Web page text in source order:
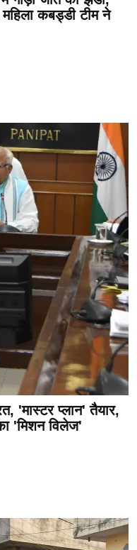
महिला कबड्डी टीम ने
'मास्टर प्लान' तैयार,
'मिशन विलेज'